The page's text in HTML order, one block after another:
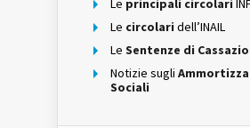
Le principali circolari
Le circolari dell’INAIL
Le Sentenze di
Notizie sugli
Sociali